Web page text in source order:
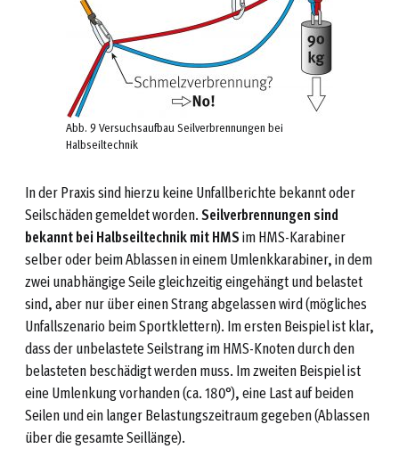
Abb. 9 Versuchsaufbau Seilverbrennungen bei
Halbseiltechnik
In der Praxis sind hierzu keine Unfallberichte bekannt oder
Seilschäden gemeldet worden.Seilverbrennungen sind
bekannt bei Halbseiltechnik mit HMSim HMS-Karabiner
selber oder beim Ablassen in einem Umlenkkarabiner, in dem
zwei unabhängige Seile gleichzeitig eingehängt und belastet
sind, aber nur über einen Strang abgelassen wird (mögliches
Unfallszenario beim Sportklettern). Im ersten Beispiel ist klar,
dass der unbelastete Seilstrang im HMS-Knoten durch den
belasteten beschädigt werden muss. Im zweiten Beispiel ist
eine Umlenkung vorhanden (ca. 180°), eine Last auf beiden
Seilen und ein langer Belastungszeitraum gegeben (Ablassen
über die gesamte Seillänge).